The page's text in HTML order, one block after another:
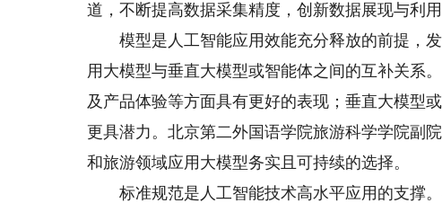
道，不断提高数据采集精度，创新数据展现与利
模型是人工智能应用效能充分释放的前提，发
用大模型与垂直大模型或智能体之间的互补关系
及产品体验等方面具有更好的表现；垂直大模型
更具潜力。北京第二外国语学院旅游科学学院副
和旅游领域应用大模型务实且可持续的选择。
标准规范是人工智能技术高水平应用的支撑。